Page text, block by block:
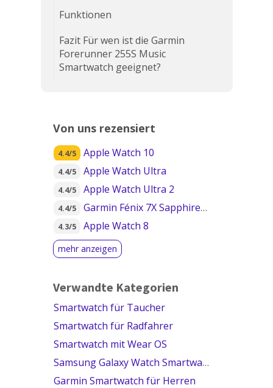
Funktionen
Fazit Für wen ist die Garmin
Forerunner 255S Music
Smartwatch geeignet?
Von uns rezensiert
4.4/5 Apple Watch 10
4.4/5 Apple Watch Ultra
4.4/5 Apple Watch Ultra 2
4.4/5 Garmin Fénix 7X Sapphire Solar
4.3/5 Apple Watch 8
Verwandte Kategorien
Smartwatch für Taucher
Smartwatch für Radfahrer
Smartwatch mit Wear OS
Samsung Galaxy Watch Smartwatch
Garmin Smartwatch für Herren